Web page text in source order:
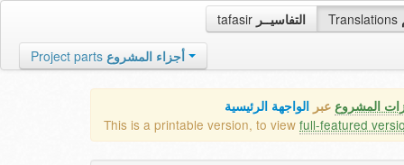
tafasir التفاسيــر Translations
Project parts أجزاء المشروع
المشروع عبر الواجهة الرئيسية
This is a printable version, to view full-featured